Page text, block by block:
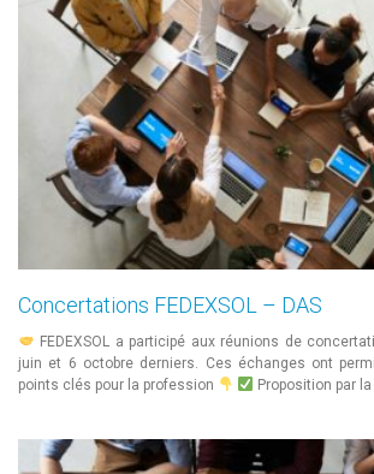
Concertations FEDEXSOL – DAS
FEDEXSOL a participé aux réunions de
juin et 6 octobre derniers. Ces échanges ont
points clés pour la profession
Proposition par la